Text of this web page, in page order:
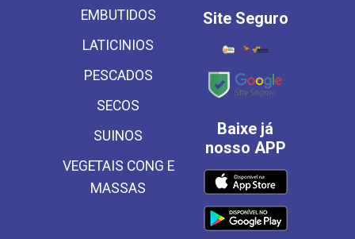
EMBUTIDOS
LATICINIOS
PESCADOS
SECOS
SUINOS
VEGETAIS CONG E
MASSAS
Site Seguro
Baixe já
nosso APP